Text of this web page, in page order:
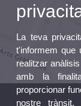
La teva
t'informem que
realitzar
amb la
proporcionar
nostre